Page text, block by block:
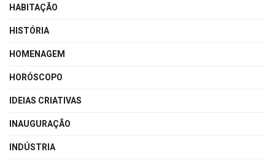
HABITAÇÃO
HISTÓRIA
HOMENAGEM
HORÓSCOPO
IDEIAS CRIATIVAS
INAUGURAÇÃO
INDÚSTRIA